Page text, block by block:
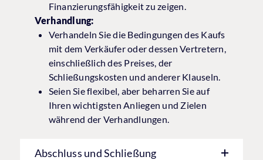
Finanzierungsfähigkeit zu zeigen.
Verhandlung:
Verhandeln Sie die Bedingungen des Kaufs
mit dem Verkäufer oder dessen Vertretern,
einschließlich des Preises, der
Schließungskosten und anderer Klauseln.
Seien Sie flexibel, aber beharren Sie auf
Ihren wichtigsten Anliegen und Zielen
während der Verhandlungen.
Abschluss und Schließung